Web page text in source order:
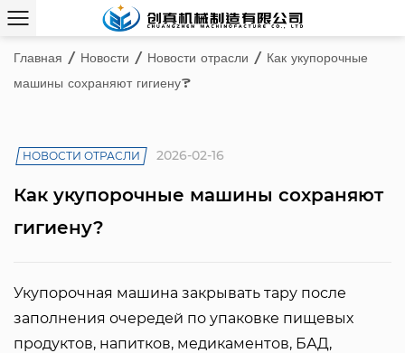
Главная / Новости / Новости отрасли / Как укупорочные
машины сохраняют гигиену?
НОВОСТИ ОТРАСЛИ 2026-02-16
Как укупорочные машины сохраняют
гигиену?
Укупорочная машина закрывать тару после
заполнения очередей по упаковке пищевых
продуктов, напитков, медикаментов, БАД,